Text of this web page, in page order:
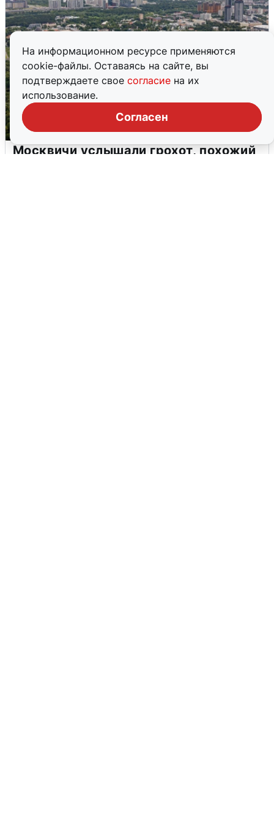
На информационном ресурсе применяются
cookie-файлы. Оставаясь на сайте, вы
подтверждаете свое согласие на их
использование.
Согласен
Москвичи услышали грохот, похожий